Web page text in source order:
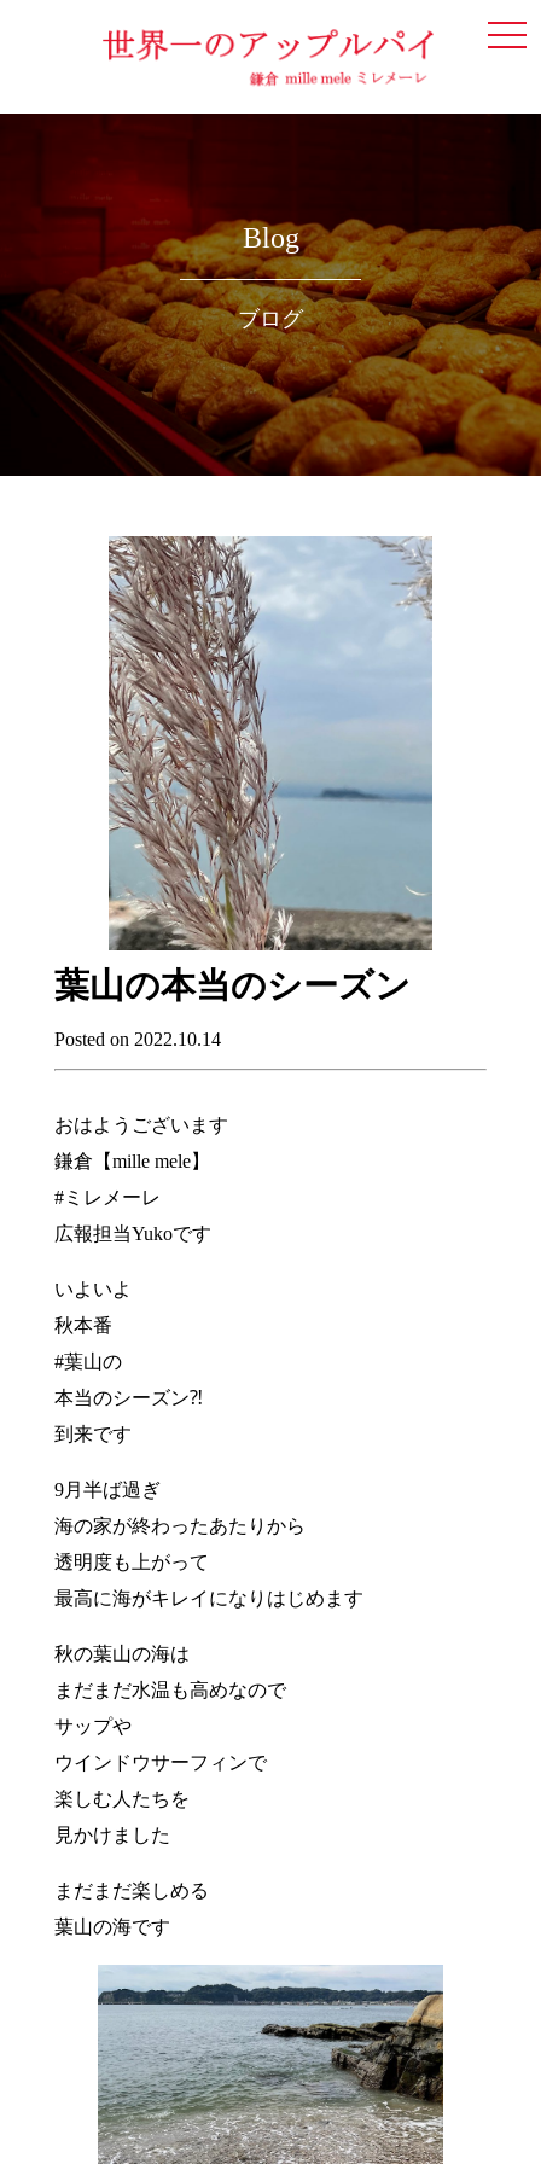
Blog
ブログ
葉山の本当のシーズン
Posted on 2022.10.14
おはようございます
鎌倉【mille mele】
#ミレメーレ
広報担当Yukoです
いよいよ
秋本番
#葉山の
本当のシーズン⁈
到来です
9月半ば過ぎ
海の家が終わったあたりから
透明度も上がって
最高に海がキレイになりはじめます
秋の葉山の海は
まだまだ水温も高めなので
サップや
ウインドウサーフィンで
楽しむ人たちを
見かけました
まだまだ楽しめる
葉山の海です